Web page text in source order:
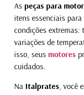
As peças para
itens essenciais
condições extremas:
variações de
isso, seus motores
cuidados.
Na Italprates, você